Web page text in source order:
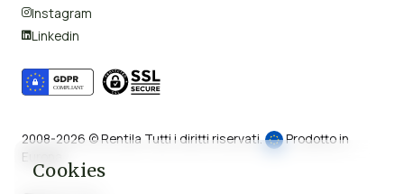
Cookies
Instagram
Linkedin
2008-2026 © Rentila Tutti i diritti riservati.
Prodotto in
Europa.